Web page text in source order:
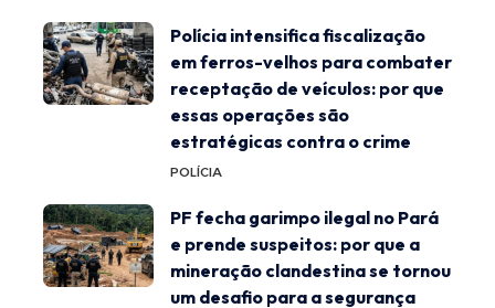
Polícia intensifica fiscalização
em ferros-velhos para combater
receptação de veículos: por que
essas operações são
estratégicas contra o crime
POLÍCIA
PF fecha garimpo ilegal no Pará
e prende suspeitos: por que a
mineração clandestina se tornou
um desafio para a segurança